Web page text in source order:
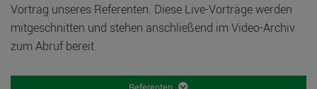
Vortrag unseres Referenten. Diese Live-Vorträge werden
mitgeschnitten und stehen anschließend im Video-Archiv
zum Abruf bereit.